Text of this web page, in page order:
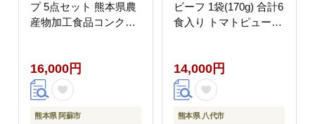
プ 5点セット 熊本県農
産物加工食品コンクー
しい 野菜 調味料 加工
食品 ケチャップ 熊本
阿蘇
16,000円
熊本県 阿蘇市
ビーフ 1袋(170g) 合計6
食入り トマトピューレ
凍 人気 ハッシュドビー
フ ANA エイエヌエー
八代市
14,000円
熊本県 八代市